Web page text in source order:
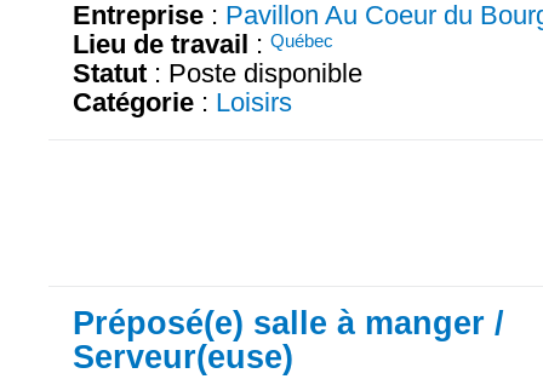
Entreprise : Pavillon Au Coeur du
Lieu de travail : Québec
Statut : Poste disponible
Catégorie : Loisirs
Préposé(e) salle à manger /
Serveur(euse)